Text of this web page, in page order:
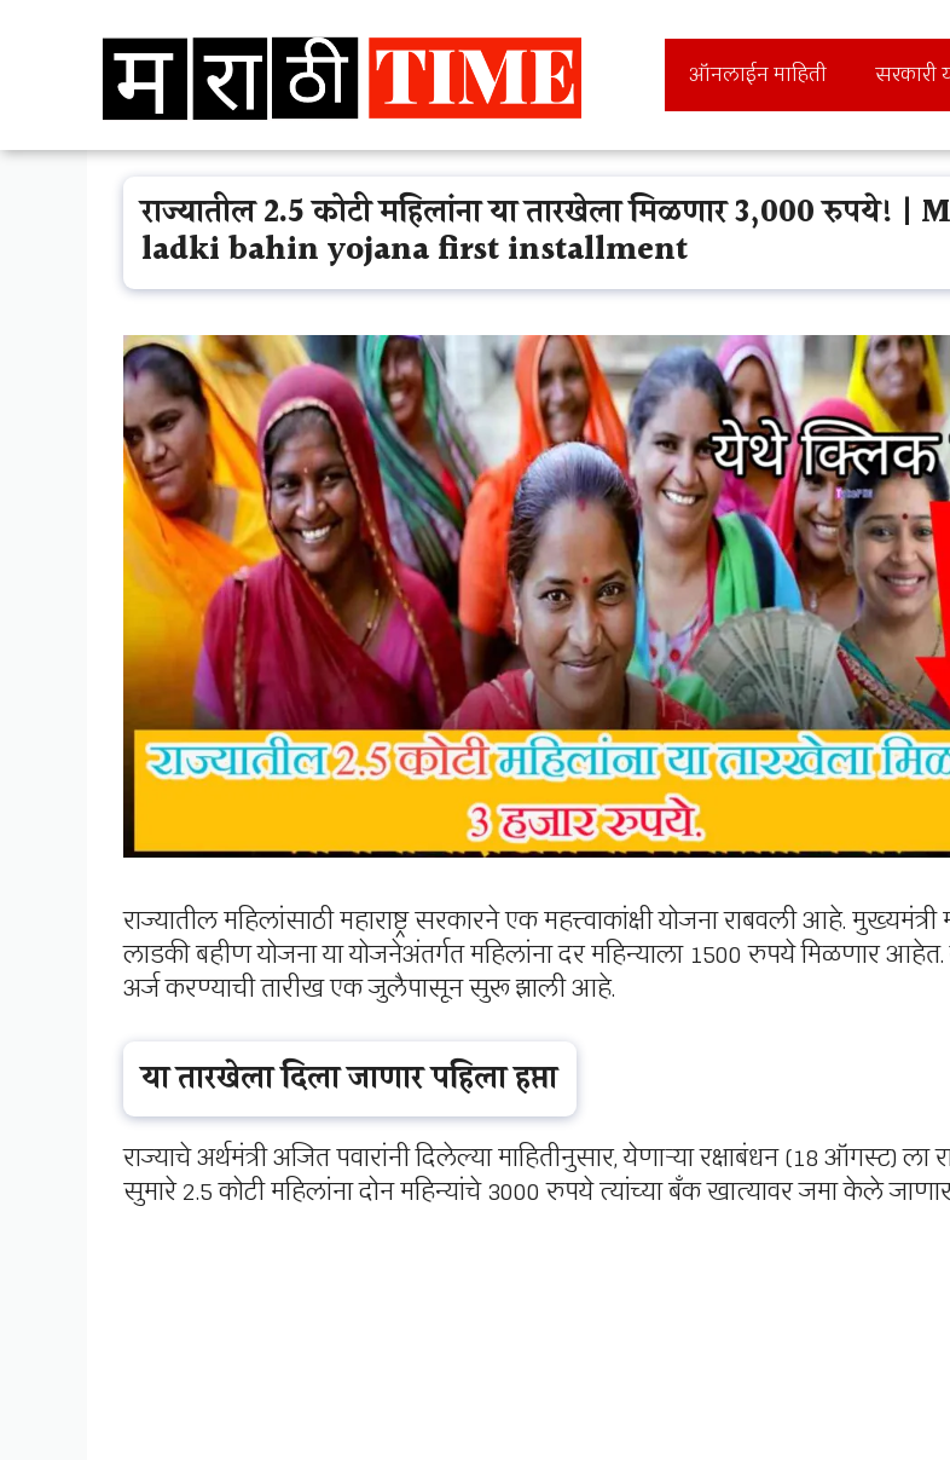
ऑनलाईन माहिती सरकारी
राज्यातील 2.5 कोटी महिलांना या तारखेला मिळणार 3,000 रुपये! |
ladki bahin yojana first installment
राज्यातील महिलांसाठी महाराष्ट्र सरकारने एक महत्त्वाकांक्षी योजना राबवली आहे. मुख्यमंत्री
लाडकी बहीण योजना या योजनेअंतर्गत महिलांना दर महिन्याला 1500 रुपये मिळणार आहेत.
अर्ज करण्याची तारीख एक जुलैपासून सुरू झाली आहे.
या तारखेला दिला जाणार पहिला हप्ता
राज्याचे अर्थमंत्री अजित पवारांनी दिलेल्या माहितीनुसार, येणाऱ्या रक्षाबंधन (18 ऑगस्ट) ला
सुमारे 2.5 कोटी महिलांना दोन महिन्यांचे 3000 रुपये त्यांच्या बँक खात्यावर जमा केले